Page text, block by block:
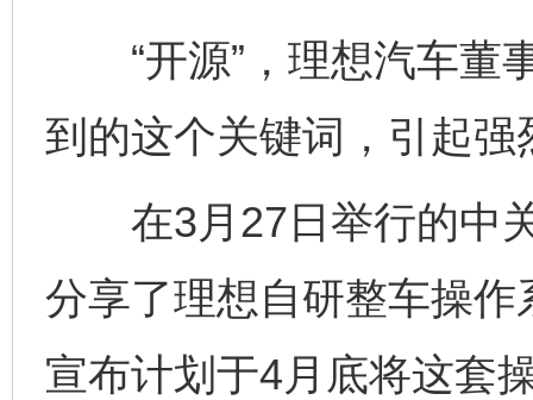
“开源”，理想汽车董
到的这个关键词，引起强
在3月27日举行的中关
分享了理想自研整车操
宣布计划于4月底将这套